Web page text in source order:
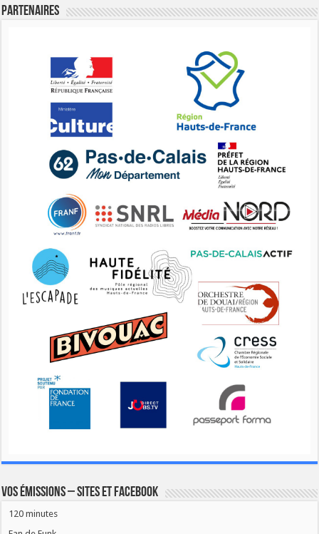
Partenaires
Vos émissions – Sites et Facebook
120 minutes